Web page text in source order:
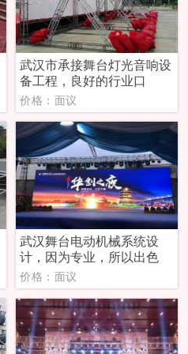
武汉市承接舞台灯光音响设
备工程，良好的行业口
价格：面议
武汉舞台电动机械系统设
计，因为专业，所以出色
价格：面议